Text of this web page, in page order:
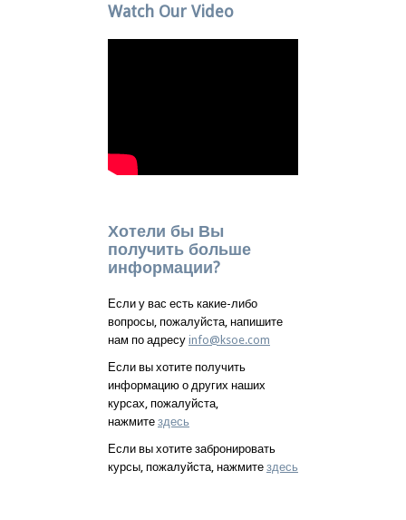
Watch Our Video
Хотели бы Вы
получить больше
информации?
Если у вас есть какие-либо
вопросы, пожалуйста, напишите
нам по адресу info@ksoe.com
Если вы хотите получить
информацию о других наших
курсах, пожалуйста,
нажмите здесь
Если вы хотите забронировать
курсы, пожалуйста, нажмите здесь